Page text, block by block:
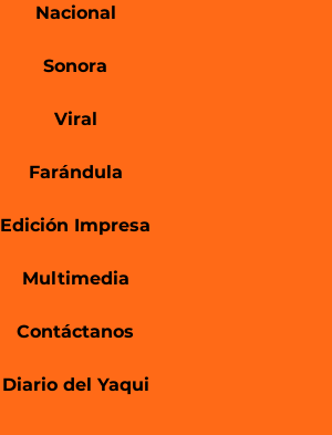
Nacional
Sonora
Viral
Farándula
Edición Impresa
Multimedia
Contáctanos
Diario del Yaqui